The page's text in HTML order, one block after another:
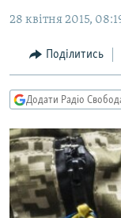
основної
Перейти
до
пошуку
СУСПІЛЬСТВО
УКРАЇНА
СВІТ
РОСІЙСЬКА
ДОНБАС.РЕАЛІЇ
ТИ ЯК?
СХЕМИ
МУЛЬТИМЕДІА
28 квітня 2015,
Поділитись
Додати Радіо